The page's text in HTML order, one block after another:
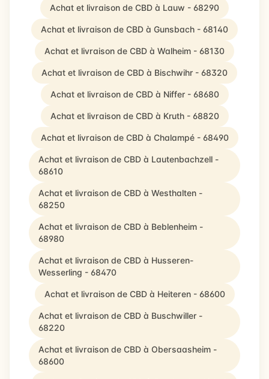
Achat et livraison de CBD à Lauw - 68290
Achat et livraison de CBD à Gunsbach - 68140
Achat et livraison de CBD à Walheim - 68130
Achat et livraison de CBD à Bischwihr - 68320
Achat et livraison de CBD à Niffer - 68680
Achat et livraison de CBD à Kruth - 68820
Achat et livraison de CBD à Chalampé - 68490
Achat et livraison de CBD à Lautenbachzell -
68610
Achat et livraison de CBD à Westhalten -
68250
Achat et livraison de CBD à Beblenheim -
68980
Achat et livraison de CBD à Husseren-
Wesserling - 68470
Achat et livraison de CBD à Heiteren - 68600
Achat et livraison de CBD à Buschwiller -
68220
Achat et livraison de CBD à Obersaasheim -
68600